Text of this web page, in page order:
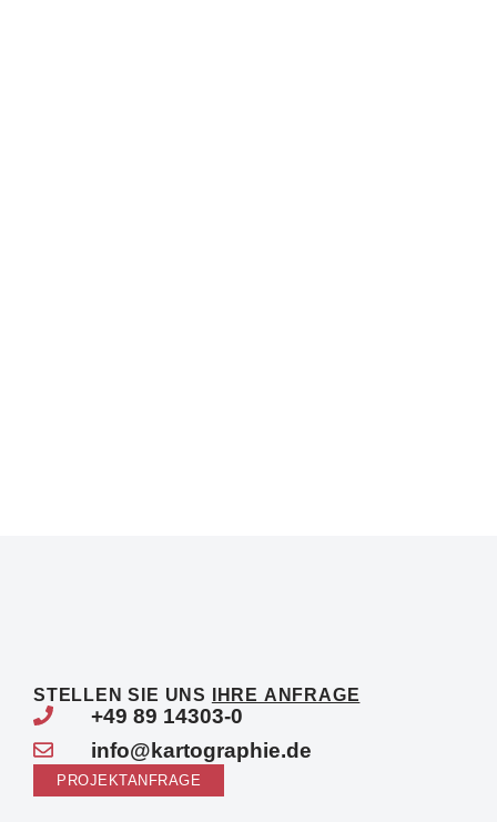
STELLEN SIE UNS IHRE ANFRAGE
+49 89 14303-0
info@kartographie.de
PROJEKTANFRAGE